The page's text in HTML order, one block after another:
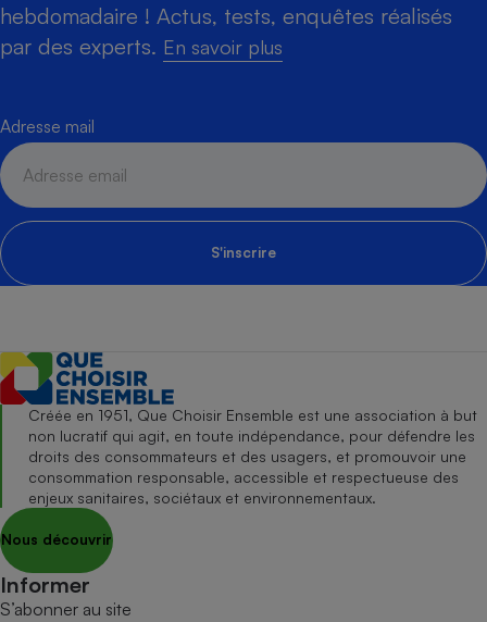
hebdomadaire ! Actus, tests, enquêtes réalisés
par des experts. En savoir plus
Adresse mail
S'inscrire
Créée en 1951, Que Choisir Ensemble est une association à but
non lucratif qui agit, en toute indépendance, pour défendre les
droits des consommateurs et des usagers, et promouvoir une
consommation responsable, accessible et respectueuse des
enjeux sanitaires, sociétaux et environnementaux.
Nous découvrir
Informer
S’abonner au site